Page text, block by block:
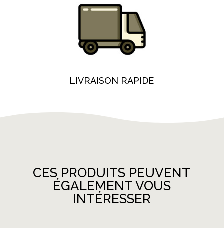
LIVRAISON RAPIDE
CES PRODUITS PEUVENT
ÉGALEMENT VOUS
INTÉRESSER